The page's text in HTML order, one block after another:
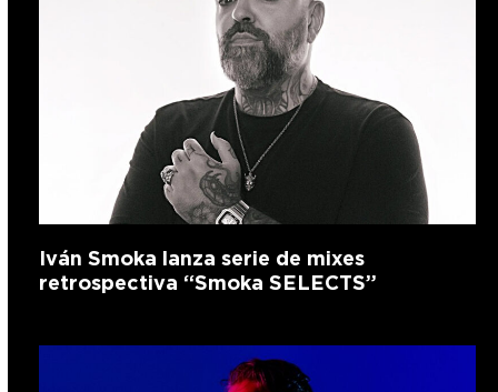
Iván Smoka lanza serie de mixes
retrospectiva “Smoka SELECTS”